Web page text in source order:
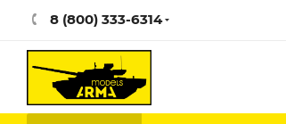
8 (800) 333-6314